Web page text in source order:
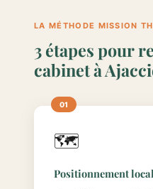
LA MÉTHODE MISSION
3 étapes pour
cabinet à
🗺️
Positionnement